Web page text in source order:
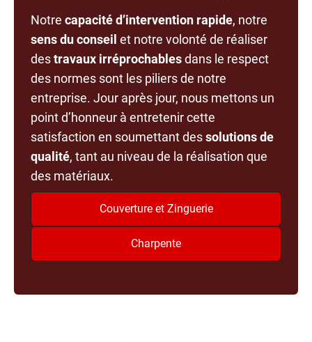
Notre capacité d’intervention rapide, notre
sens du conseil et notre volonté de réaliser
destravaux irréprochablesdans le respect
des normes sont les piliers de notre
entreprise. Jour après jour, nous mettons un
point d’honneur à entretenir cette
satisfaction en soumettant dessolutions de
qualité, tant au niveau de la réalisation que
des matériaux.
Couverture et Zinguerie
Charpente